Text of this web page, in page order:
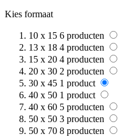
Kies formaat
10 x 15 6 producten
13 x 18 4 producten
15 x 20 4 producten
20 x 30 2 producten
30 x 45 1 product
40 x 50 1 product
40 x 60 5 producten
50 x 50 3 producten
50 x 70 8 producten